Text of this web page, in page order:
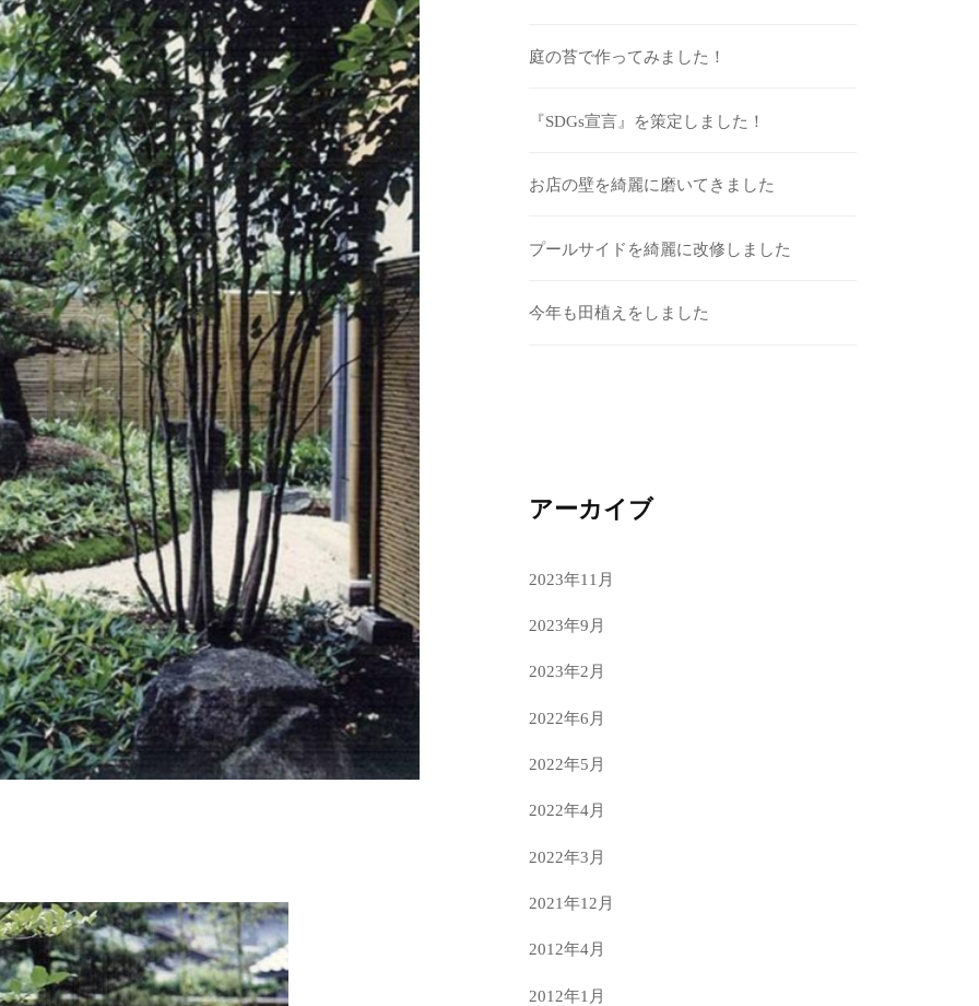
庭の苔で作ってみました！
『SDGs宣言』を策定しました！
お店の壁を綺麗に磨いてきました
プールサイドを綺麗に改修しました
今年も田植えをしました
アーカイブ
2023年11月
2023年9月
2023年2月
2022年6月
2022年5月
2022年4月
2022年3月
2021年12月
2012年4月
2012年1月